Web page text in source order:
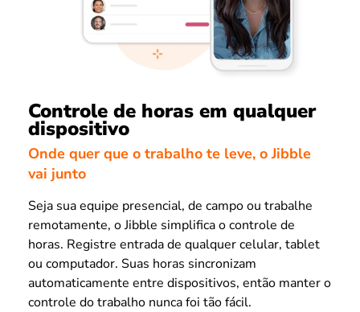
Controle de horas em qualquer
dispositivo
Onde quer que o trabalho te leve, o Jibble
vai junto
Seja sua equipe presencial, de campo ou trabalhe
remotamente, o Jibble simplifica o controle de
horas. Registre entrada de qualquer celular, tablet
ou computador. Suas horas sincronizam
automaticamente entre dispositivos, então manter o
controle do trabalho nunca foi tão fácil.